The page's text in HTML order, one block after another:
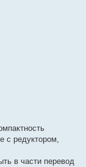
с редуктором,
в части перевод